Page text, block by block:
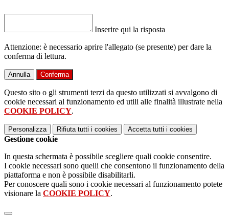
Inserire qui la risposta
Attenzione: è necessario aprire l'allegato (se presente) per dare la
conferma di lettura.
Annulla Conferma
Questo sito o gli strumenti terzi da questo utilizzati si avvalgono di
cookie necessari al funzionamento ed utili alle finalità illustrate nella
COOKIE POLICY.
Personalizza Rifiuta tutti i cookies Accetta tutti i cookies
Gestione cookie
In questa schermata è possibile scegliere quali cookie consentire.
I cookie necessari sono quelli che consentono il funzionamento della
piattaforma e non è possibile disabilitarli.
Per conoscere quali sono i cookie necessari al funzionamento potete
visionare la COOKIE POLICY.